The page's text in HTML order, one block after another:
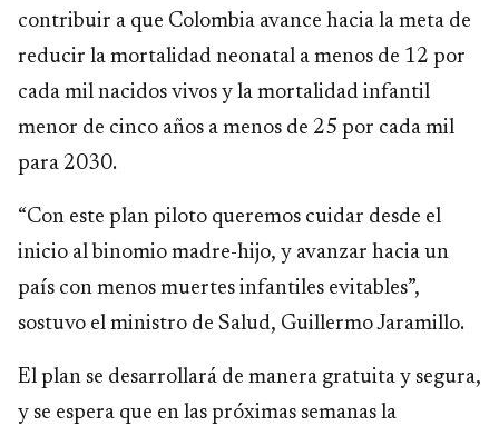
contribuir a que Colombia avance hacia la meta de
reducir la mortalidad neonatal a menos de 12 por
cada mil nacidos vivos y la mortalidad infantil
menor de cinco años a menos de 25 por cada mil
para 2030.
“Con este plan piloto queremos cuidar desde el
inicio al binomio madre-hijo, y avanzar hacia un
país con menos muertes infantiles evitables”,
sostuvo el ministro de Salud, Guillermo Jaramillo.
El plan se desarrollará de manera gratuita y segura,
y se espera que en las próximas semanas la